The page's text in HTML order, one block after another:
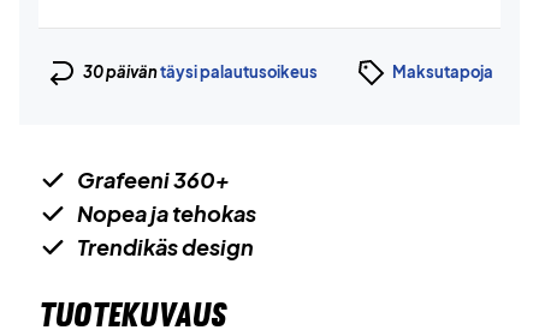
30 päiväntäysi palautusoikeus Maksutapoja
Grafeeni 360+
Nopea ja tehokas
Trendikäs design
TUOTEKUVAUS